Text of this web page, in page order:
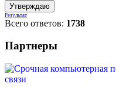
Результат
Всего ответов: 1738
Партнеры